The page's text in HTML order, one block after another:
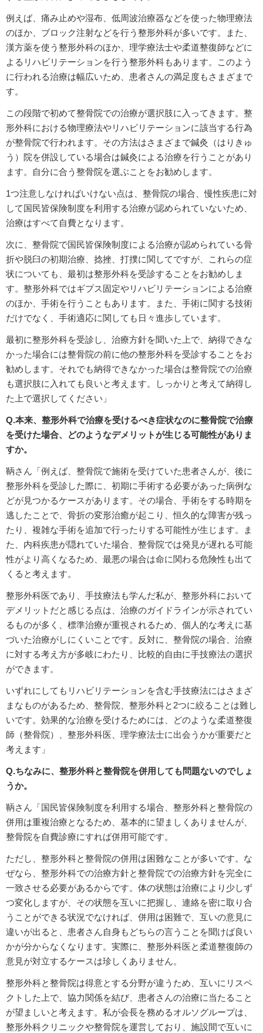
例えば、痛み止めや湿布、低周波治療器などを使った物理療法
のほか、ブロック注射などを行う整形外科が多いです。また、
漢方薬を使う整形外科のほか、理学療法士や柔道整復師などに
よるリハビリテーションを行う整形外科もあります。このよう
に行われる治療は幅広いため、患者さんの満足度もさまざまで
す。
この段階で初めて整骨院での治療が選択肢に入ってきます。整
形外科における物理療法やリハビリテーションに該当する行為
が整骨院で行われます。その方法はさまざまで鍼灸（はりきゅ
う）院を併設している場合は鍼灸による治療を行うことがあり
ます。自分に合う整骨院を選ぶことをお勧めします。
1つ注意しなければいけない点は、整骨院の場合、慢性疾患に対
して国民皆保険制度を利用する治療が認められていないため、
治療はすべて自費となります。
次に、整骨院で国民皆保険制度による治療が認められている骨
折や脱臼の初期治療、捻挫、打撲に関してですが、これらの症
状についても、最初は整形外科を受診することをお勧めしま
す。整形外科ではギプス固定やリハビリテーションによる治療
のほか、手術を行うこともあります。また、手術に関する技術
だけでなく、手術適応に関しても日々進歩しています。
最初に整形外科を受診し、治療方針を聞いた上で、納得できな
かった場合には整骨院の前に他の整形外科を受診することをお
勧めします。それでも納得できなかった場合は整骨院での治療
も選択肢に入れても良いと考えます。しっかりと考えて納得し
た上で選択してください」
Q.本来、整形外科で治療を受けるべき症状なのに整骨院で治療
を受けた場合、どのようなデメリットが生じる可能性がありま
すか。
鞆さん「例えば、整骨院で施術を受けていた患者さんが、後に
整形外科を受診した際に、初期に手術する必要があった病例な
どが見つかるケースがあります。その場合、手術をする時期を
逃したことで、骨折の変形治癒が起こり、恒久的な障害が残っ
たり、複雑な手術を追加で行ったりする可能性が生じます。ま
た、内科疾患が隠れていた場合、整骨院では発見が遅れる可能
性がより高くなるため、最悪の場合は命に関わる危険性も出て
くると考えます。
整形外科医であり、手技療法も学んだ私が、整形外科において
デメリットだと感じる点は、治療のガイドラインが示されてい
るものが多く、標準治療が重視されるため、個人的な考えに基
づいた治療がしにくいことです。反対に、整骨院の場合、治療
に対する考え方が多岐にわたり、比較的自由に手技療法の選択
ができます。
いずれにしてもリハビリテーションを含む手技療法にはさまざ
まなものがあるため、整骨院、整形外科と2つに絞ることは難し
いです。効果的な治療を受けるためには、どのような柔道整復
師（整骨院）、整形外科医、理学療法士に出会うかが重要だと
考えます」
Q.ちなみに、整形外科と整骨院を併用しても問題ないのでしょ
うか。
鞆さん「国民皆保険制度を利用する場合、整形外科と整骨院の
併用は重複治療となるため、基本的に望ましくありませんが、
整骨院を自費診療にすれば併用可能です。
ただし、整形外科と整骨院の併用は困難なことが多いです。な
ぜなら、整形外科での治療方針と整骨院での治療方針を完全に
一致させる必要があるからです。体の状態は治療により少しず
つ変化しますが、その状態を互いに把握し、連絡を密に取り合
うことができる状況でなければ、併用は困難で、互いの意見に
違いが出ると、患者さん自身もどちらの言うことを聞けば良い
かが分からなくなります。実際に、整形外科医と柔道整復師の
意見が対立するケースは珍しくありません。
整形外科と整骨院は得意とする分野が違うため、互いにリスペ
クトした上で、協力関係を結び、患者さんの治療に当たること
が望ましいと考えます。私が会長を務めるオルソグループは、
整形外科クリニックや整骨院を運営しており、施設間で互いに